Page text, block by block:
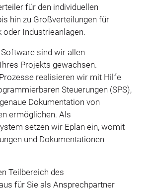
für den individuellen
hin zu Großverteilungen für
oder Industrieanlagen.
sind wir allen
Projekts gewachsen.
realisieren wir mit Hilfe
Steuerungen (SPS),
Dokumentation von
ermöglichen. Als
setzen wir Eplan ein, womit
und Dokumentationen
Teilbereich des
für Sie als Ansprechpartner